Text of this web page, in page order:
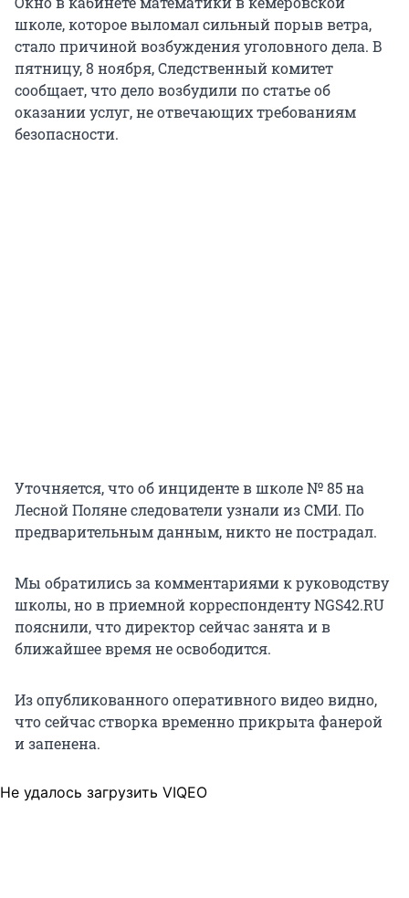
школе, которое выломал сильный порыв ветра,
стало причиной возбуждения уголовного дела. В
пятницу, 8 ноября, Следственный комитет
сообщает, что дело возбудили по статье об
оказании услуг, не отвечающих требованиям
безопасности.
Уточняется, что об инциденте в школе № 85 на
Лесной Поляне следователи узнали из СМИ. По
предварительным данным, никто не пострадал.
Мы обратились за комментариями к руководству
школы, но в приемной корреспонденту NGS42.RU
пояснили, что директор сейчас занята и в
ближайшее время не освободится.
Из опубликованного оперативного видео видно,
что сейчас створка временно прикрыта фанерой
и запенена.
Не удалось загрузить VIQEO